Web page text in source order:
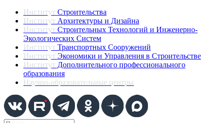
Институт Строительства
Институт Архитектуры и Дизайна
Институт Строительных Технологий и Инженерно-
Экологических Систем
Институт Транспортных Сооружений
Институт Экономики и Управления в Строительстве
Институт Дополнительного профессионального
образования
Научно-образовательные центры